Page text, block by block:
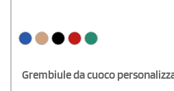
Grembiule da cuoco